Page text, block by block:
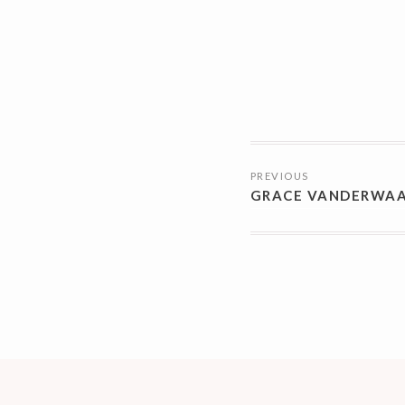
稿
PREVIOUS
GRACE